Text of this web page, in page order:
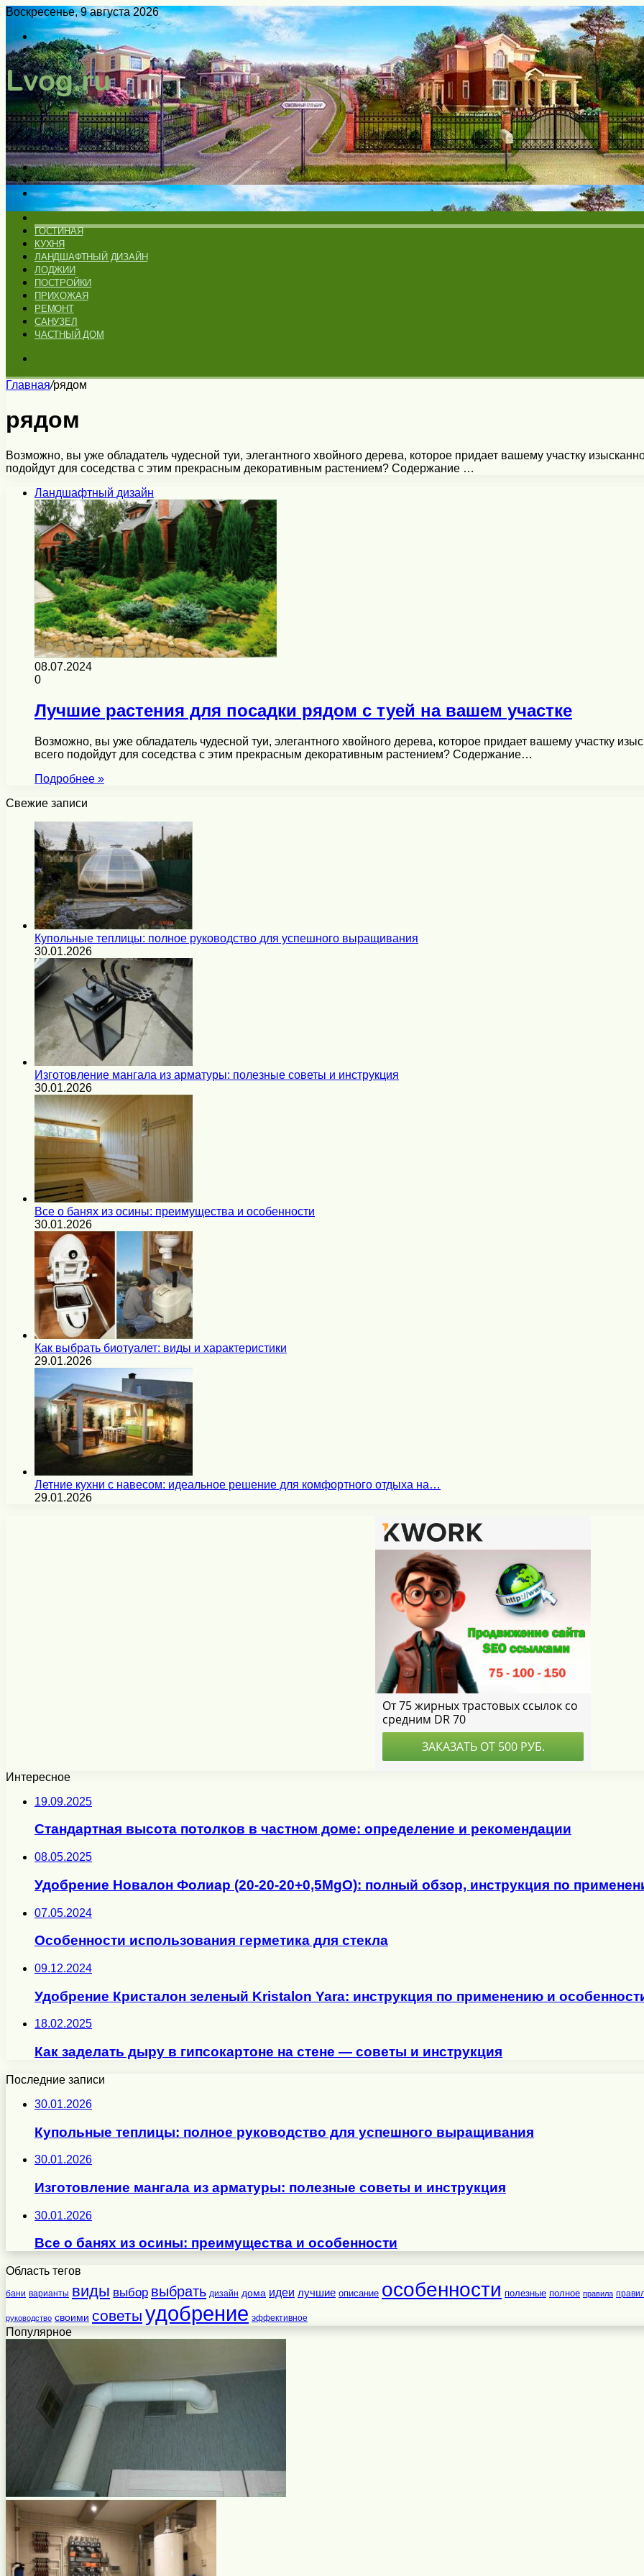
Воскресенье, 9 августа 2026
Войти
Switch
skin
Меню
Искать
Switch
skin
ГОСТИНАЯ
КУХНЯ
ЛАНДШАФТНЫЙ ДИЗАЙН
ЛОДЖИИ
ПОСТРОЙКИ
ПРИХОЖАЯ
РЕМОНТ
САНУЗЕЛ
ЧАСТНЫЙ ДОМ
Главная/рядом
рядом
Возможно, вы уже обладатель чудесной туи, элегантного хвойного дерева, которое придает вашему участку
подойдут для соседства с этим прекрасным декоративным растением? Содержание …
Ландшафтный дизайн
08.07.2024
0
Лучшие растения для посадки рядом с туей на вашем участке
Возможно, вы уже обладатель чудесной туи, элегантного хвойного дерева, которое придает вашему участку
всего подойдут для соседства с этим прекрасным декоративным растением? Содержание…
Подробнее »
Свежие записи
Купольные теплицы: полное руководство для успешного выращивания
30.01.2026
Изготовление мангала из арматуры: полезные советы и инструкция
30.01.2026
Все о банях из осины: преимущества и особенности
30.01.2026
Как выбрать биотуалет: виды и характеристики
29.01.2026
Летние кухни с навесом: идеальное решение для комфортного отдыха на…
29.01.2026
Интересное
19.09.2025
Стандартная высота потолков в частном доме: определение и рекомендации
08.05.2025
Удобрение Новалон Фолиар (20-20-20+0,5MgO): полный обзор, инструкция по
07.05.2024
Особенности использования герметика для стекла
09.12.2024
Удобрение Кристалон зеленый Kristalon Yara: инструкция по применению и
18.02.2025
Как заделать дыру в гипсокартоне на стене — советы и инструкция
Последние записи
30.01.2026
Купольные теплицы: полное руководство для успешного выращивания
30.01.2026
Изготовление мангала из арматуры: полезные советы и инструкция
30.01.2026
Все о банях из осины: преимущества и особенности
Область тегов
бани варианты виды выбор выбрать дизайн дома идеи лучшие описание особенности полезные полное правила
руководство своими советы удобрение эффективное
Популярное